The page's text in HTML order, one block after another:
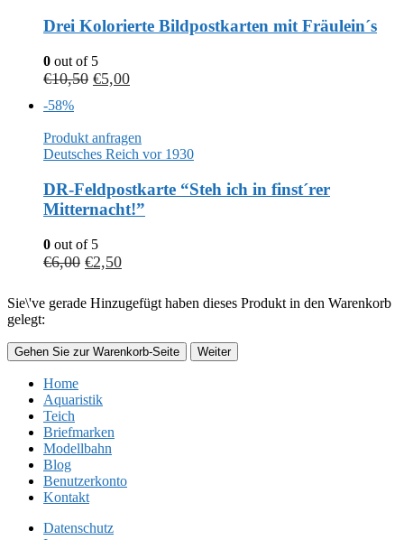
Drei Kolorierte Bildpostkarten mit Fräulein´s
0 out of 5
€10,50 €5,00
-58%
Produkt anfragen
Deutsches Reich vor 1930
DR-Feldpostkarte “Steh ich in finst´rer
Mitternacht!”
0 out of 5
€6,00 €2,50
Sie\'ve gerade Hinzugefügt haben dieses Produkt in den Warenkorb
gelegt:
Gehen Sie zur Warenkorb-Seite Weiter
Home
Aquaristik
Teich
Briefmarken
Modellbahn
Blog
Benutzerkonto
Kontakt
Datenschutz